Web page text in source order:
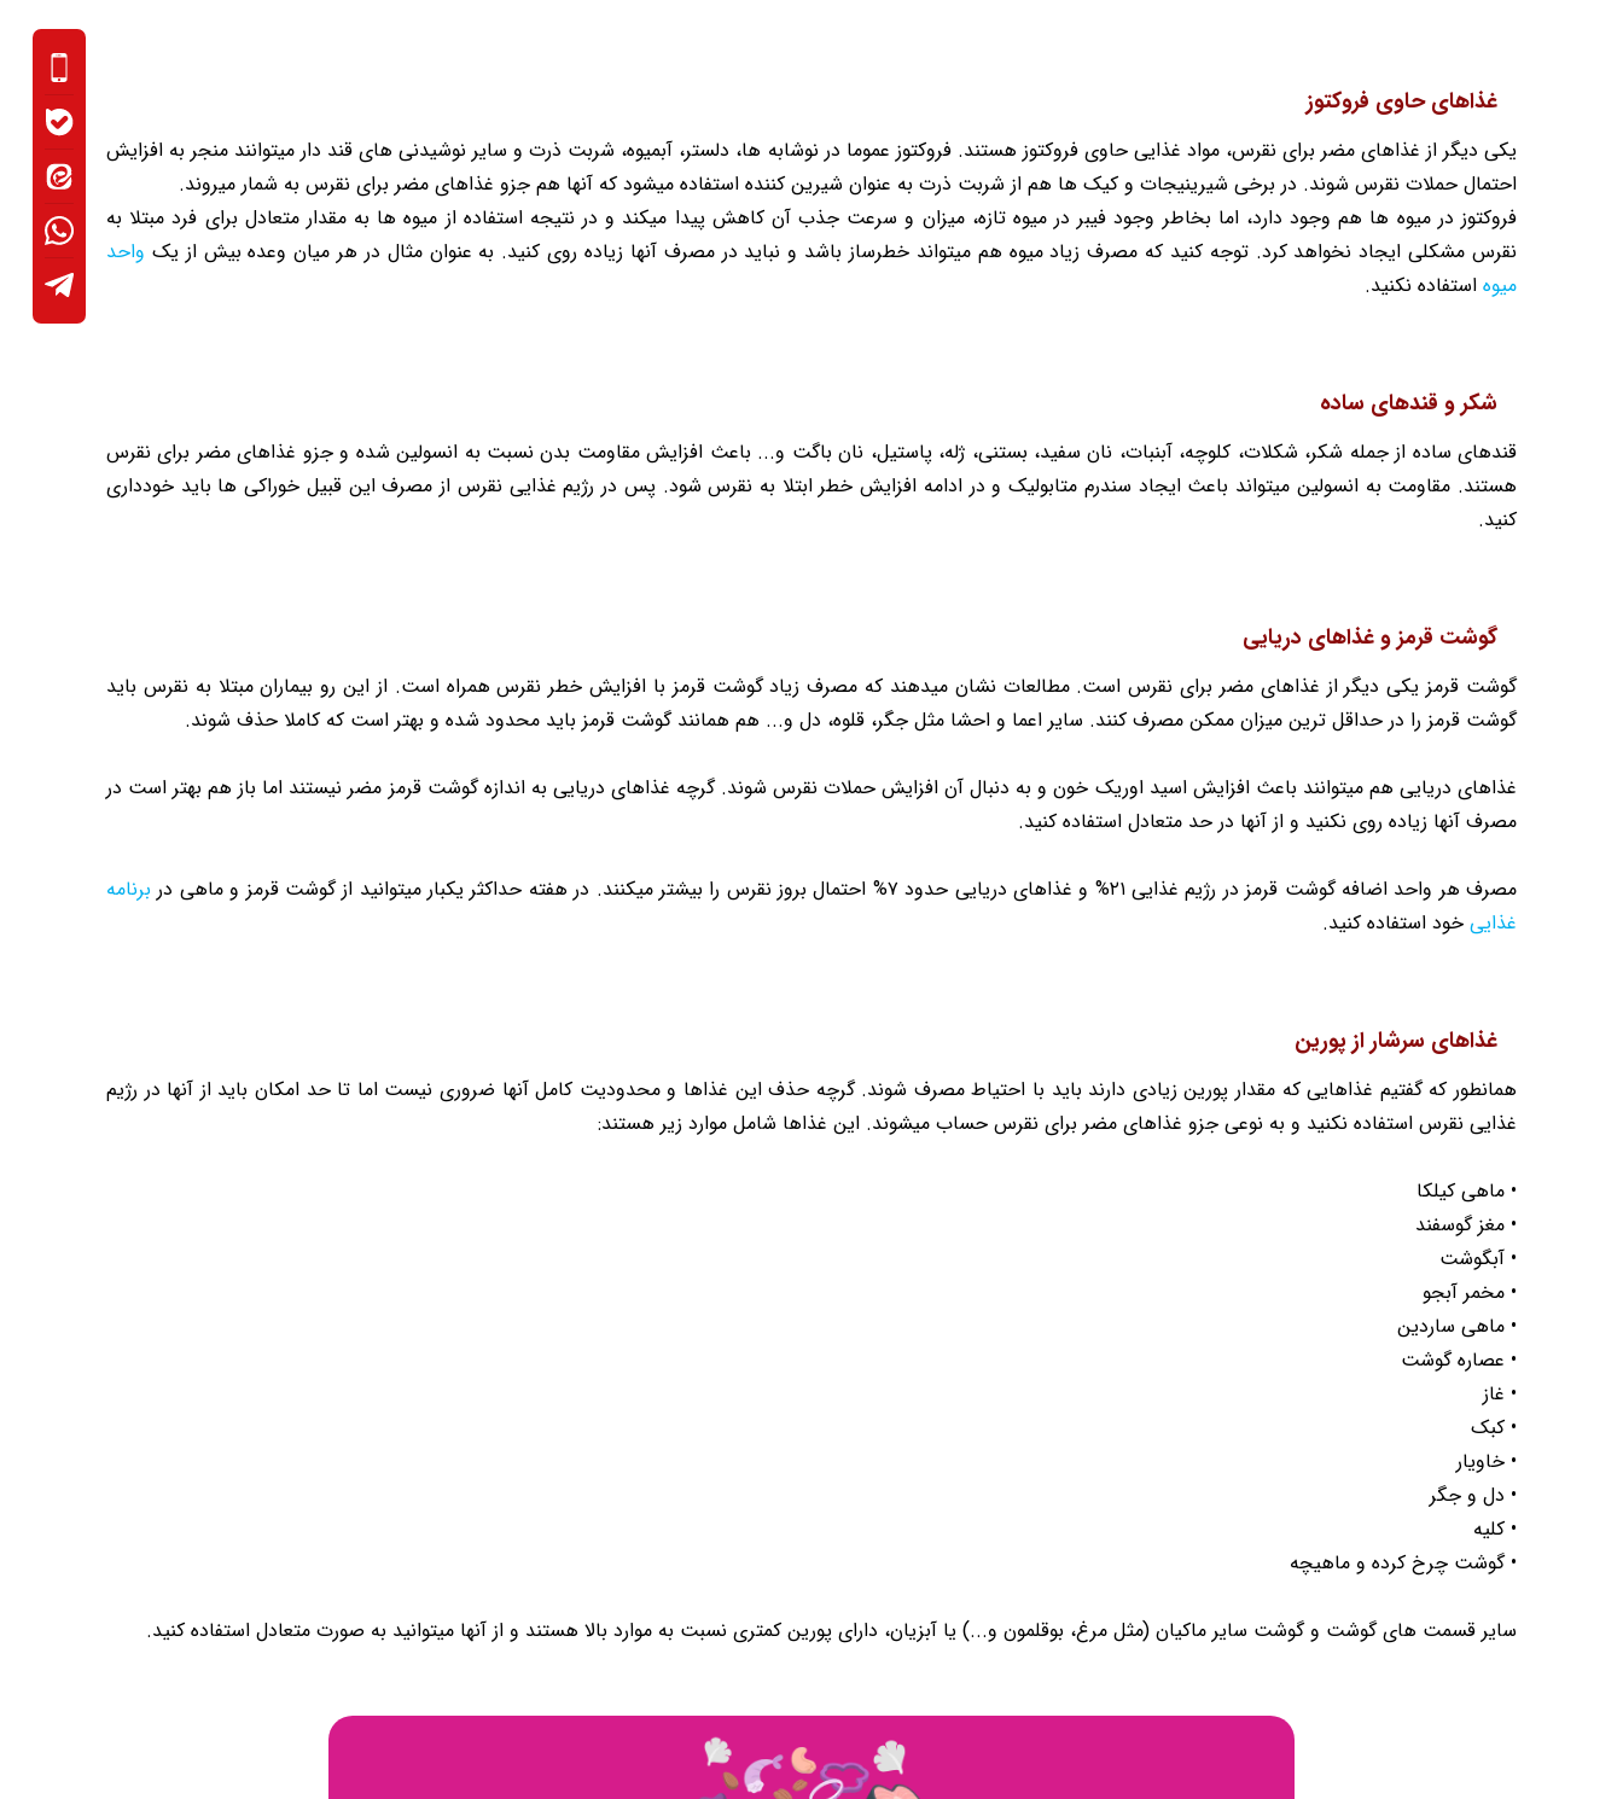
غذاهای حاوی فروکتوز
یکی دیگر از غذاهای مضر برای نقرس، مواد غذایی حاوی فروکتوز هستند. فروکتوز عموما در نوشابه ها، دلستر، آبمیوه، شربت ذرت و سایر نوشیدنی های قند دار میتوانند منجر به افزایش
احتمال حملات نقرس شوند. در برخی شیرینیجات و کیک ها هم از شربت ذرت به عنوان شیرین کننده استفاده میشود که آنها هم جزو غذاهای مضر برای نقرس به شمار میروند.
فروکتوز در میوه ها هم وجود دارد، اما بخاطر وجود فیبر در میوه تازه، میزان و سرعت جذب آن کاهش پیدا میکند و در نتیجه استفاده از میوه ها به مقدار متعادل برای فرد مبتلا به
نقرس مشکلی ایجاد نخواهد کرد. توجه کنید که مصرف زیاد میوه هم میتواند خطرساز باشد و نباید در مصرف آنها زیاده روی کنید. به عنوان مثال در هر میان وعده بیش از یک واحد
میوه استفاده نکنید.
شکر و قندهای ساده
قندهای ساده از جمله شکر، شکلات، کلوچه، آبنبات، نان سفید، بستنی، ژله، پاستیل، نان باگت و... باعث افزایش مقاومت بدن نسبت به انسولین شده و جزو غذاهای مضر برای نقرس
هستند. مقاومت به انسولین میتواند باعث ایجاد سندرم متابولیک و در ادامه افزایش خطر ابتلا به نقرس شود. پس در رژیم غذایی نقرس از مصرف این قبیل خوراکی ها باید خودداری
کنید.
گوشت قرمز و غذاهای دریایی
گوشت قرمز یکی دیگر از غذاهای مضر برای نقرس است. مطالعات نشان میدهند که مصرف زیاد گوشت قرمز با افزایش خطر نقرس همراه است. از این رو بیماران مبتلا به نقرس باید
گوشت قرمز را در حداقل ترین میزان ممکن مصرف کنند. سایر اعما و احشا مثل جگر، قلوه، دل و... هم همانند گوشت قرمز باید محدود شده و بهتر است که کاملا حذف شوند.
غذاهای دریایی هم میتوانند باعث افزایش اسید اوریک خون و به دنبال آن افزایش حملات نقرس شوند. گرچه غذاهای دریایی به اندازه گوشت قرمز مضر نیستند اما باز هم بهتر است در
مصرف آنها زیاده روی نکنید و از آنها در حد متعادل استفاده کنید.
مصرف هر واحد اضافه گوشت قرمز در رژیم غذایی ۲۱% و غذاهای دریایی حدود ۷% احتمال بروز نقرس را بیشتر میکنند. در هفته حداکثر یکبار میتوانید از گوشت قرمز و ماهی در
برنامه
غذایی خود استفاده کنید.
غذاهای سرشار از پورین
همانطور که گفتیم غذاهایی که مقدار پورین زیادی دارند باید با احتیاط مصرف شوند. گرچه حذف این غذاها و محدودیت کامل آنها ضروری نیست اما تا حد امکان باید از آنها در رژیم
غذایی نقرس استفاده نکنید و به نوعی جزو غذاهای مضر برای نقرس حساب میشوند. این غذاها شامل موارد زیر هستند:
• ماهی کیلکا
• مغز گوسفند
• آبگوشت
• مخمر آبجو
• ماهی ساردین
• عصاره گوشت
• غاز
• کبک
• خاویار
• دل و جگر
• کلیه
• گوشت چرخ کرده و ماهیچه
سایر قسمت های گوشت و گوشت سایر ماکیان (مثل مرغ، بوقلمون و...) یا آبزیان، دارای پورین کمتری نسبت به موارد بالا هستند و از آنها میتوانید به صورت متعادل استفاده کنید.